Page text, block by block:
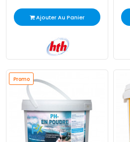
Ajouter Au Panier
Promo